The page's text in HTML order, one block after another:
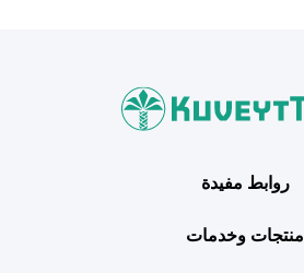
روابط مفيدة
منتجات وخدمات